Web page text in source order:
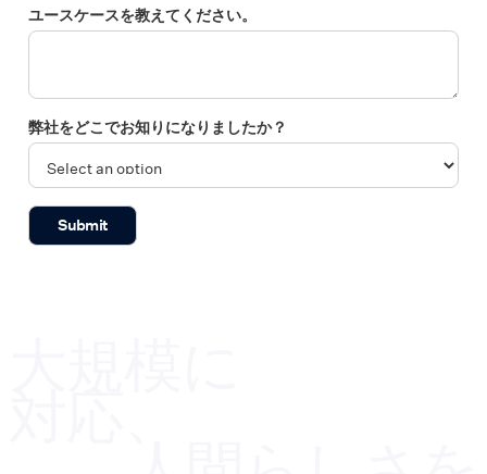
ユースケースを教えてください。
弊社をどこでお知りになりましたか？